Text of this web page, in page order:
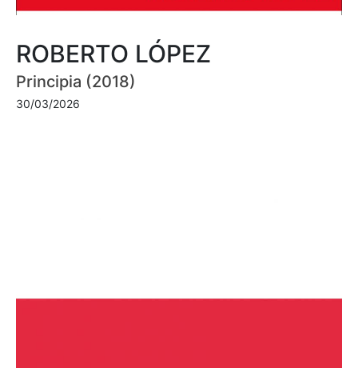
ROBERTO LÓPEZ
Principia (2018)
30/03/2026